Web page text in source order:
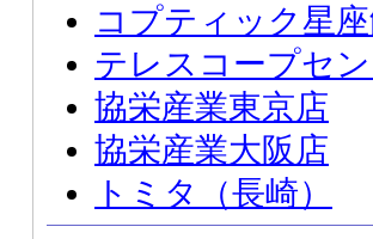
コプティック星
テレスコープセ
協栄産業東京店
協栄産業大阪店
トミタ（長崎）